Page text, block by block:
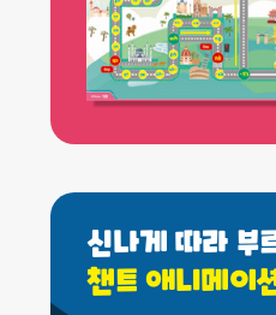
신나게 따라 부
챈트 애니메이